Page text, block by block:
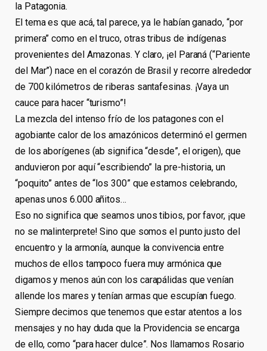
la Patagonia.
El tema es que acá, tal parece, ya le habían ganado, “por
primera” como en el truco, otras tribus de indígenas
provenientes del Amazonas. Y claro, ¡el Paraná (“Pariente
del Mar”) nace en el corazón de Brasil y recorre alrededor
de 700 kilómetros de riberas santafesinas. ¡Vaya un
cauce para hacer “turismo”!
La mezcla del intenso frío de los patagones con el
agobiante calor de los amazónicos determinó el germen
de los aborígenes (ab significa “desde”, el origen), que
anduvieron por aquí “escribiendo” la pre-historia, un
“poquito” antes de “los 300” que estamos celebrando,
apenas unos 6.000 añitos…
Eso no significa que seamos unos tibios, por favor, ¡que
no se malinterprete! Sino que somos el punto justo del
encuentro y la armonía, aunque la convivencia entre
muchos de ellos tampoco fuera muy armónica que
digamos y menos aún con los carapálidas que venían
allende los mares y tenían armas que escupían fuego.
Siempre decimos que tenemos que estar atentos a los
mensajes y no hay duda que la Providencia se encarga
de ello, como “para hacer dulce”. Nos llamamos Rosario